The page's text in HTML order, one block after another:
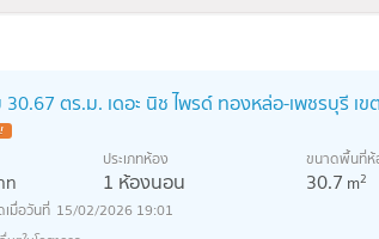
30.67 ตร.ม. เดอะ นิช ไพรด์ ทองหล่อ-เพชรบุรี เ
ท
ประเภทห้อง
1 ห้องนอน
ขนาดพื้นที่ห้
30.7 m2
15/02/2026 19:01